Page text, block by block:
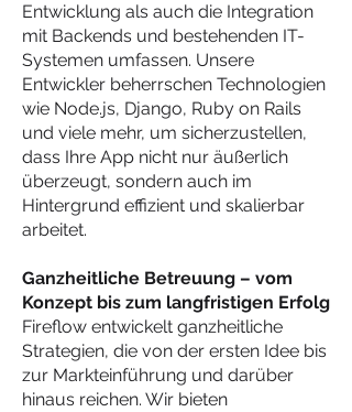
Entwicklung als auch die Integration
mit Backends und bestehenden IT-
Systemen umfassen. Unsere
Entwickler beherrschen Technologien
wie Node.js, Django, Ruby on Rails
und viele mehr, um sicherzustellen,
dass Ihre App nicht nur äußerlich
überzeugt, sondern auch im
Hintergrund effizient und skalierbar
arbeitet.
Ganzheitliche Betreuung – vom
Konzept bis zum langfristigen Erfolg
Fireflow entwickelt ganzheitliche
Strategien, die von der ersten Idee bis
zur Markteinführung und darüber
hinaus reichen. Wir bieten